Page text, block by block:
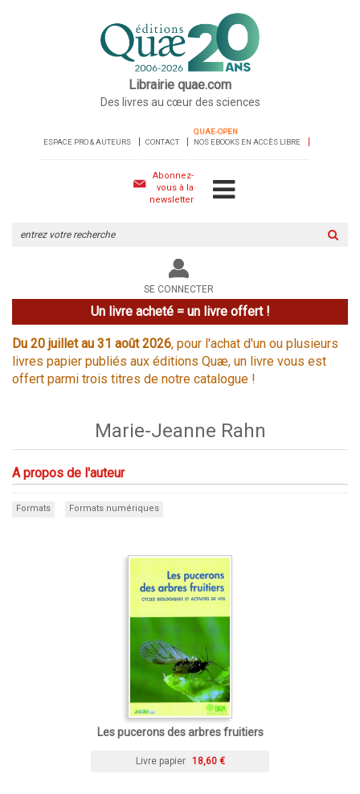
Librairie quae.com
Des livres au cœur des sciences
ESPACE PRO & AUTEURS CONTACT
QUAE-OPEN
NOS EBOOKS EN ACCÈS LIBRE
Abonnez-
vous à la
newsletter
le
site
SE CONNECTER
Un livre acheté = un livre offert !
Du 20 juillet au 31 août 2026, pour l'achat d'un ou plusieurs
livres papier publiés aux éditions Quæ, un livre vous est
offert parmi trois titres de notre catalogue !
Marie-Jeanne Rahn
A propos de l'auteur
Formats Formats numériques
Les pucerons des arbres fruitiers
Livre papier 18,60 €